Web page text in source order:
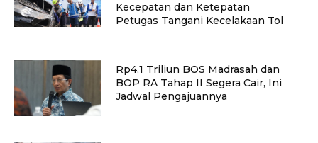
Kecepatan dan Ketepatan
Petugas Tangani Kecelakaan Tol
Rp4,1 Triliun BOS Madrasah dan
BOP RA Tahap II Segera Cair, Ini
Jadwal Pengajuannya